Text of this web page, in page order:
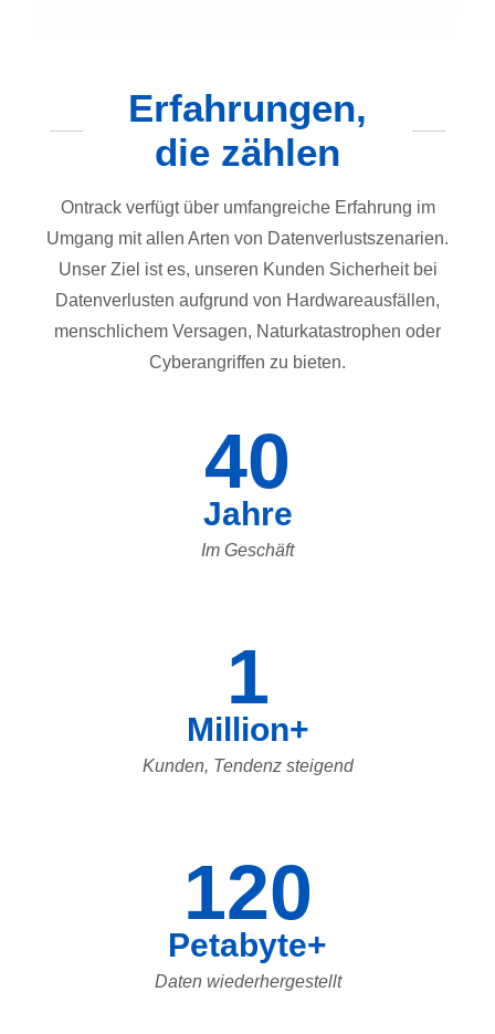
Erfahrungen,
die zählen
Ontrack verfügt über umfangreiche Erfahrung im
Umgang mit allen Arten von Datenverlustszenarien.
Unser Ziel ist es, unseren Kunden Sicherheit bei
Datenverlusten aufgrund von Hardwareausfällen,
menschlichem Versagen, Naturkatastrophen oder
Cyberangriffen zu bieten.
40
Jahre
Im Geschäft
1
Million+
Kunden, Tendenz steigend
120
Petabyte+
Daten wiederhergestellt